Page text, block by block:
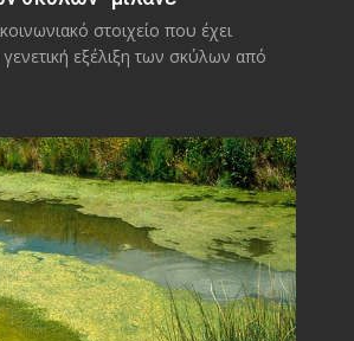
στοιχείο που έχει
γενετική εξέλιξη των σκύλων από